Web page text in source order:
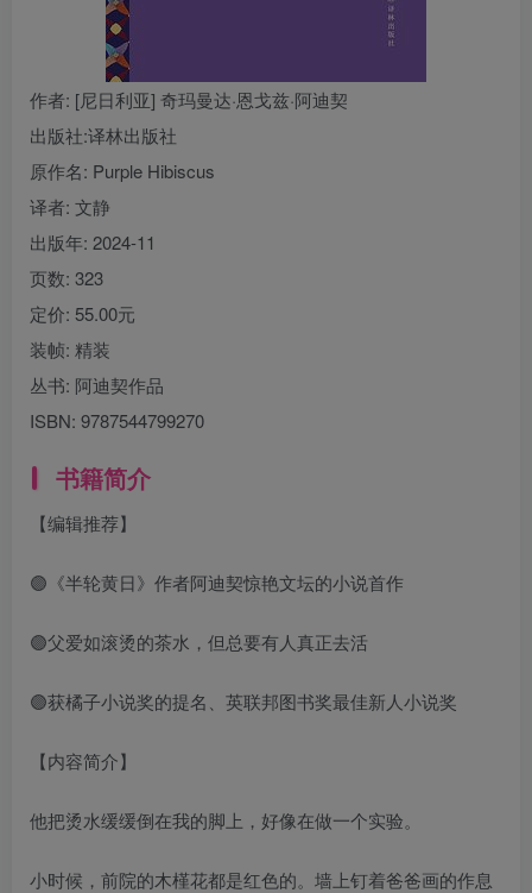
作者: [尼日利亚] 奇玛曼达·恩戈兹·阿迪契
出版社:译林出版社
原作名: Purple Hibiscus
译者: 文静
出版年: 2024-11
页数: 323
定价: 55.00元
装帧: 精装
丛书: 阿迪契作品
ISBN: 9787544799270
书籍简介
【编辑推荐】
🟣《半轮黄日》作者阿迪契惊艳文坛的小说首作
🟣父爱如滚烫的茶水，但总要有人真正去活
🟣获橘子小说奖的提名、英联邦图书奖最佳新人小说奖
【内容简介】
他把烫水缓缓倒在我的脚上，好像在做一个实验。
小时候，前院的木槿花都是红色的。墙上钉着爸爸画的作息